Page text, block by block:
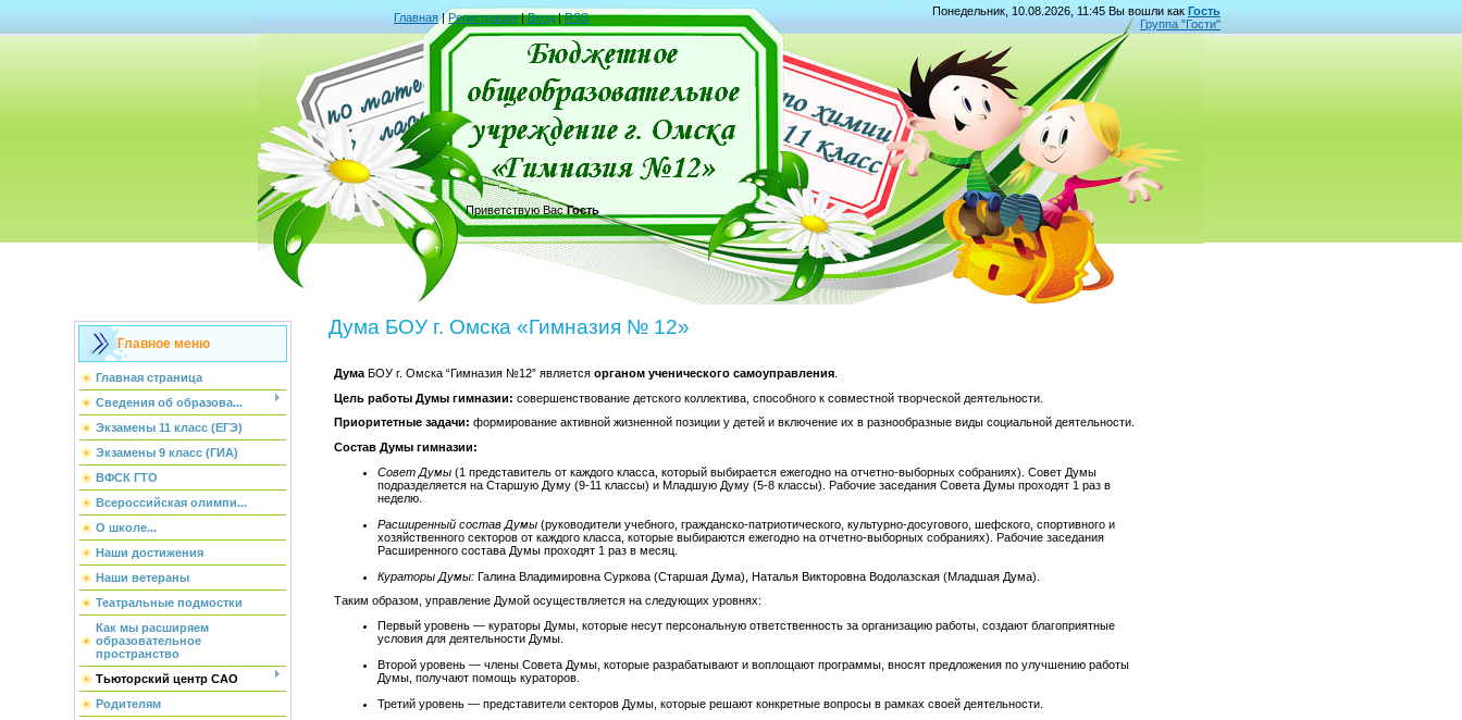
Главная|Регистрация|Вход|RSS Понедельник, 10.08.2026, 11:45 Вы вошли как Гость
Группа "Гости"
Приветствую Вас Гость
Главное меню
Главная страница
Сведения об образова...
Экзамены 11 класс (ЕГЭ)
Экзамены 9 класс (ГИА)
ВФСК ГТО
Всероссийская олимпи...
О школе...
Наши достижения
Наши ветераны
Театральные подмостки
Как мы расширяем
образовательное
пространство
Тьюторский центр САО
Родителям
Дума БОУ г. Омска «Гимназия № 12»
ДумаБОУ г. Омска “Гимназия №12” является органом ученического самоуправления.
Цель работы Думы гимназии: совершенствование детского коллектива, способного к совместной творческой деятельности.
Приоритетные задачи: формирование активной жизненной позиции у детей и включение их в разнообразные виды социальной деятельности.
Состав Думы гимназии:
Совет Думы(1 представитель от каждого класса, который выбирается ежегодно на отчетно-выборных собраниях). Совет Думы
подразделяется на Старшую Думу (9-11 классы) и Младшую Думу (5-8 классы). Рабочие заседания Совета Думы проходят 1 раз в
неделю.
Расширенный состав Думы(руководители учебного, гражданско-патриотического, культурно-досугового, шефского, спортивного и
хозяйственного секторов от каждого класса, которые выбираются ежегодно на отчетно-выборных собраниях). Рабочие заседания
Расширенного состава Думы проходят 1 раз в месяц.
Кураторы Думы:Галина Владимировна Суркова (Старшая Дума), Наталья Викторовна Водолазская (Младшая Дума).
Таким образом, управление Думой осуществляется на следующих уровнях:
Первый уровень — кураторы Думы, которые несут персональную ответственность за организацию работы, создают благоприятные
условия для деятельности Думы.
Второй уровень — члены Совета Думы, которые разрабатывают и воплощают программы, вносят предложения по улучшению работы
Думы, получают помощь кураторов.
Третий уровень — представители секторов Думы, которые решают конкретные вопросы в рамках своей деятельности.